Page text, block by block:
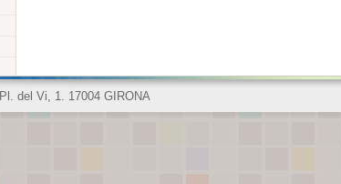
Pl. del Vi, 1. 17004 GIRONA